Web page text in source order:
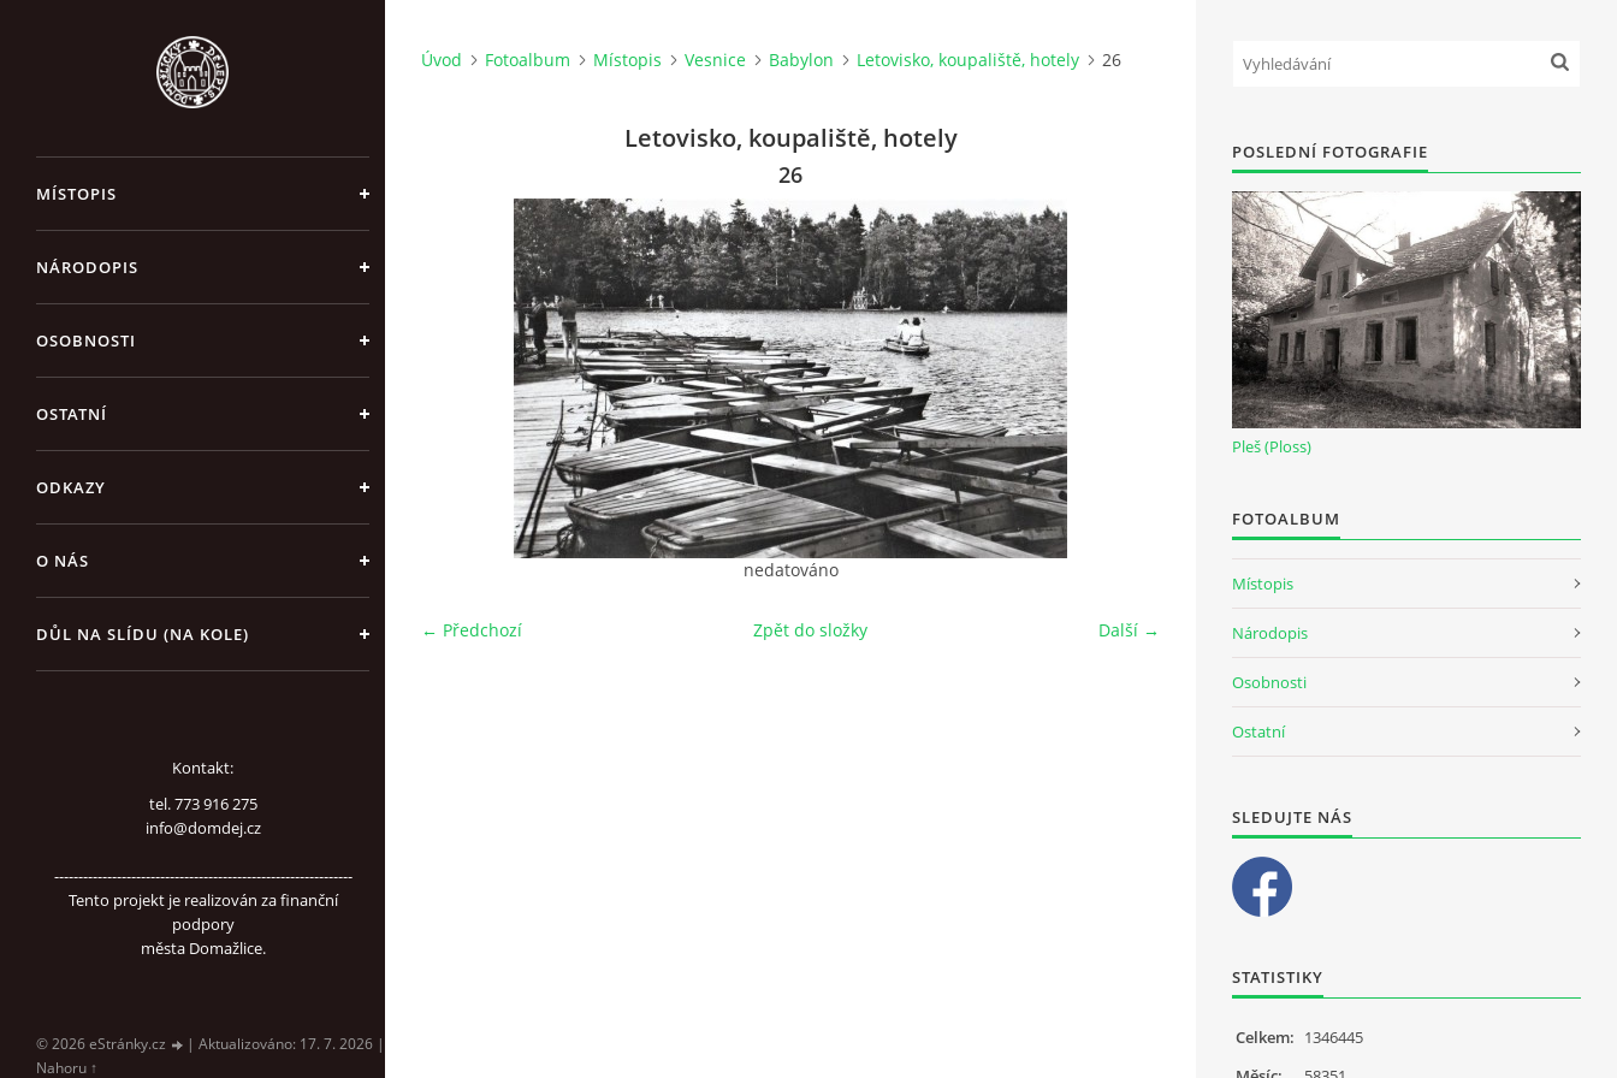
MÍSTOPIS
NÁRODOPIS
OSOBNOSTI
OSTATNÍ
ODKAZY
O NÁS
DŮL NA SLÍDU (NA KOLE)
Kontakt:
tel. 773 916 275
info@domdej.cz
--------------------------------------------------------------
Tento projekt je realizován za finanční
podpory
města Domažlice.
© 2026 eStránky.cz | Aktualizováno: 17. 7. 2026 |
Nahoru ↑
Úvod Fotoalbum Místopis Vesnice Babylon Letovisko, koupaliště, hotely 26
Letovisko, koupaliště, hotely
26
nedatováno
← Předchozí Další →
Zpět do složky
POSLEDNÍ FOTOGRAFIE
Pleš (Ploss)
FOTOALBUM
Místopis
Národopis
Osobnosti
Ostatní
SLEDUJTE NÁS
STATISTIKY
Celkem: 1346445